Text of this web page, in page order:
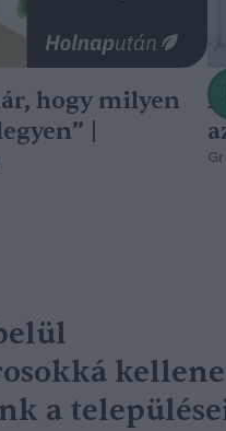
hogy milyen
|
kellene
a